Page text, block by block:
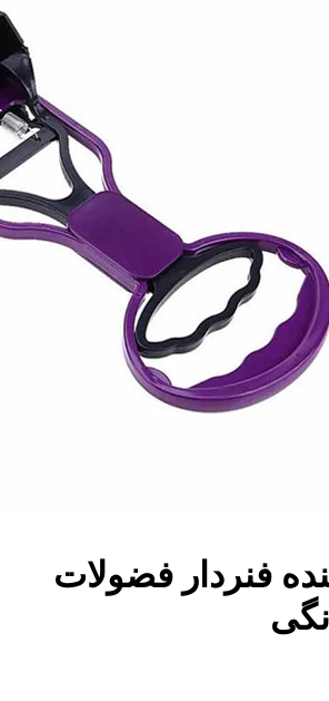
فنردار فضولات